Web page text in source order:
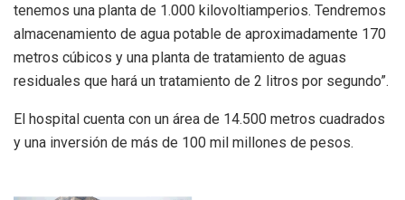
tenemos una planta de 1.000 kilovoltiamperios. Tendremos
almacenamiento de agua potable de aproximadamente 170
metros cúbicos y una planta de tratamiento de aguas
residuales que hará un tratamiento de 2 litros por segundo”.
El hospital cuenta con un área de 14.500 metros cuadrados
y una inversión de más de 100 mil millones de pesos.